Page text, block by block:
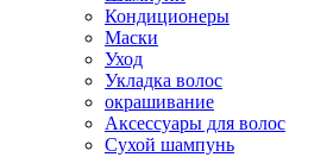
Кондиционеры
Маски
Уход
Укладка волос
окрашивание
Аксессуары для волос
Сухой шампунь